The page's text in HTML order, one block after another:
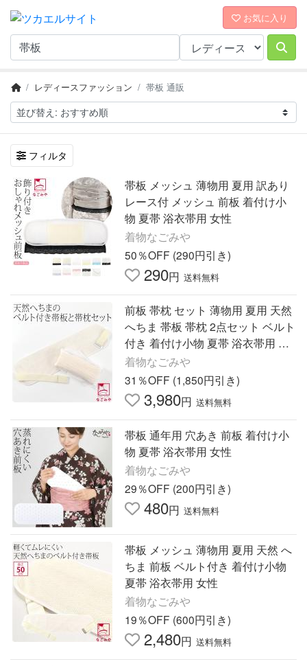
お気に入り
レディースファッション 帯板 通販
フィルタ
帯板 メッシュ 薄物用 夏用 訳あり
レース付 メッシュ 前板 着付け小
物 夏帯 浴衣帯用 女性
着物なごみや
50％OFF (290円引き)
290円 送料無料
前板 帯枕 セット 薄物用 夏用 天然
へちま 帯板 帯枕 2点セット ベルト
付き 着付け小物 夏帯 浴衣帯用 女
性
着物なごみや
31％OFF (1,850円引き)
3,980円 送料無料
帯板 通年用 穴あき 前板 着付け小
物 夏帯 浴衣帯用 女性
着物なごみや
29％OFF (200円引き)
480円 送料無料
帯板 メッシュ 薄物用 夏用 天然 へ
ちま 前板 ベルト付き 着付け小物
夏帯 浴衣帯用 女性
着物なごみや
19％OFF (600円引き)
2,480円 送料無料